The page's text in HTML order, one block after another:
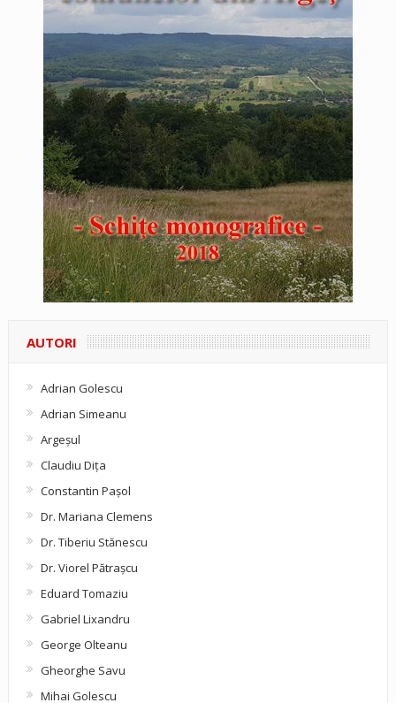
AUTORI
Adrian Golescu
Adrian Simeanu
Argeşul
Claudiu Diţa
Constantin Pașol
Dr. Mariana Clemens
Dr. Tiberiu Stănescu
Dr. Viorel Pătraşcu
Eduard Tomaziu
Gabriel Lixandru
George Olteanu
Gheorghe Savu
Mihai Golescu